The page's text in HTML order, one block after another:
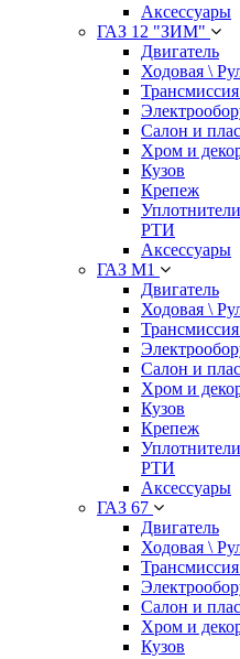
Аксессуары
ГАЗ 12 "ЗИМ"
Двигатель
Ходовая \
Салон и
Хром и
Кузов
Крепеж
РТИ
Аксессуары
ГАЗ М1
Двигатель
Ходовая \
Салон и
Хром и
Кузов
Крепеж
РТИ
Аксессуары
ГАЗ 67
Двигатель
Ходовая \
Салон и
Хром и
Кузов